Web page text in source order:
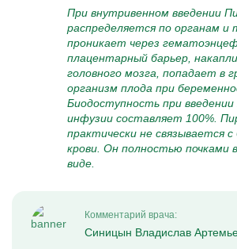
При внутривенном введении
распределяется по органам
проникает через
плацентарный барьер,
головного мозга, попадает в
организм плода при
Биодоступность при
инфузии составляет 100%.
практически не связывается
крови. Он полностью почками
виде.
Комментарий врача:
Синицын Владислав